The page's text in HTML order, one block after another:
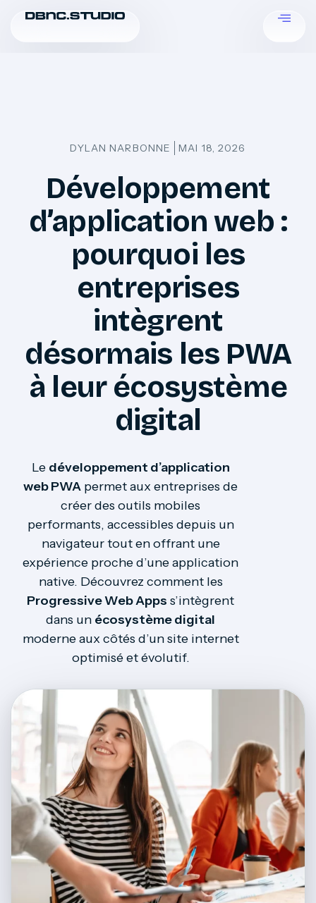
DYLAN NARBONNE MAI 18, 2026
Développement
d’application web :
pourquoi les
entreprises
intègrent
désormais les PWA
à leur écosystème
digital
Le développement d’application
web PWA permet aux entreprises de
créer des outils mobiles
performants, accessibles depuis un
navigateur tout en offrant une
expérience proche d’une application
native. Découvrez comment les
Progressive Web Apps s’intègrent
dans un écosystème digital
moderne aux côtés d’un site internet
optimisé et évolutif.